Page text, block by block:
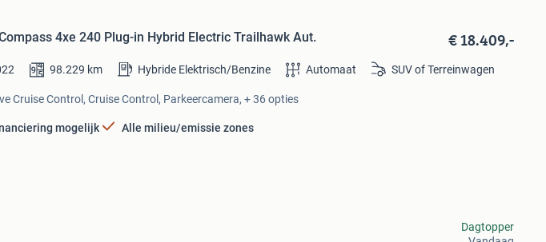
4xe 240 Plug-in Hybrid Electric Trailhawk Aut. € 18.409,-
98.229 km Hybride Elektrisch/Benzine Automaat SUV of Terreinwagen
Cruise Control, Cruise Control, Parkeercamera, + 36 opties
mogelijk Alle milieu/emissie zones
Dagtopper